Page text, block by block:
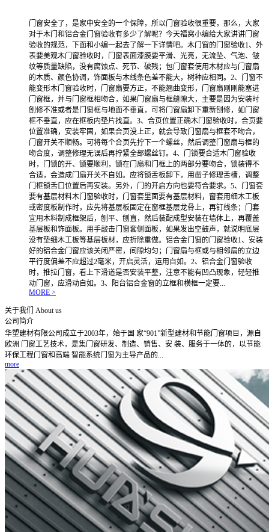
门窗安全了，是家中安全的一个保障，所以门窗验收很重要，那么，大家
对于木门和铝合金门窗验收有多少了解呢？今天福窝小编给大家讲讲门窗
验收的规范，下面和小编一起去了解一下详情吧。木门窗的门窗验收1、外
表要美观木门窗验收时，门窗表面漆膜要平滑、光亮，无流坠、气泡、皱
纹等质量缺陷，没有腐蚀点、死节、破残；包门窗套使用木材应与门窗扇
的木质、颜色协调，饰面板与木线条色差不能大，树种应相同。2、门窗不
能变形木门窗验收时，门窗扇要方正，不能翘曲变形，门窗扇刚刚能塞进
门窗框，并与门窗框相吻合，如果门窗扇与框缝隙大，主要是因为安装时
刨修不准或者是门窗框与地面不垂直，可将门窗扇卸下重新刨修，如门窗
框不垂直，应在框板内垫片找直。3、合页位置正确木门窗验收时，合页要
位置准确，安装牢固，如果合页没上正，就会导致门窗扇与框套不吻合，
门窗开关不顺畅。可将每个合页先拧下一个螺丝，然后调整门窗扇与框的
吻合度，调整修理无误后再拧紧全部螺丝钉。4、门锁要合适木门窗验收
时，门锁的开、锁要顺利，锁在门扇和门框上的两部分要吻合，锁装得不
合适，会造成门扇开关不自如。应将锁舌板卸下，用凿子修理舌槽，调整
门框锁舌口位置后再安装。另外，门的开启方向也要符合要求。5、门窗套
要有基层材料木门窗验收时，门窗套里面要有基层材料，窗套用细木工板
或密度板制作时，应先将基层板固定在窗框基层龙骨上，再钉线条；门套
宜用木料制成框架后，刨平、刨直，然后装配成型安装在墙体上，再覆盖
基层板和饰面板。用手敲击门窗套侧面板，如果发出空鼓声，就说明底层
没有垫细木工板等基层板材，应折除重做。铝合金门窗的门窗验收1、安装
好的铝合金门窗应该关闭严密，间隙均匀；门窗扇与框或与相邻扇的立边
平行度偏差不应超过2毫米，开启灵活，运用自如。2、铝合金门窗验收
时，推拉门窗，看上下滑道是否安装平整，注意不能有凹凸现象，轻轻推
动门窗，应滑动自如。3、阳台铝合金窗的立框和横框一定要...
MORE >
关于我们 About us
公司简介
华塑建材有限公司成立于2003年，始于国 家“901”新型建材和节能门窗项目，源自
欧洲 门窗工艺技术，是集门窗研发、制造、销售、安 装、服务于一体的，以节能
环保工程门窗和高端 智能系统门窗为主导产品的...
more